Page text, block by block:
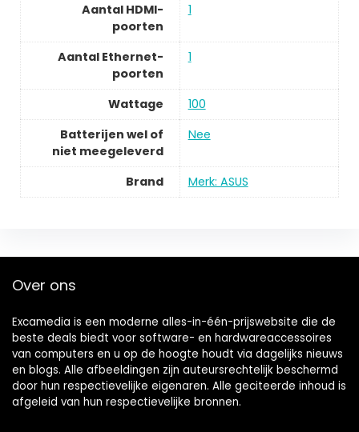
Aantal HDMI-
poorten
1
Aantal Ethernet-
poorten
1
Wattage
100
Batterijen wel of
niet meegeleverd
Nee
Brand Merk: ASUS
Over ons
Excamedia is een moderne alles-in-één-prijswebsite die de
beste deals biedt voor software- en hardwareaccessoires
van computers en u op de hoogte houdt via dagelijks nieuws
en blogs. Alle afbeeldingen zijn auteursrechtelijk beschermd
door hun respectievelijke eigenaren. Alle geciteerde inhoud is
afgeleid van hun respectievelijke bronnen.